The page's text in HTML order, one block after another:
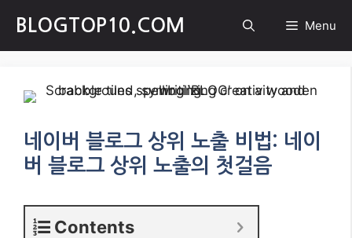
content
BLOGTOP10.COM Menu
네이버 블로그 상위 노출 비법: 네이
버 블로그 상위 노출의 첫걸음
Contents